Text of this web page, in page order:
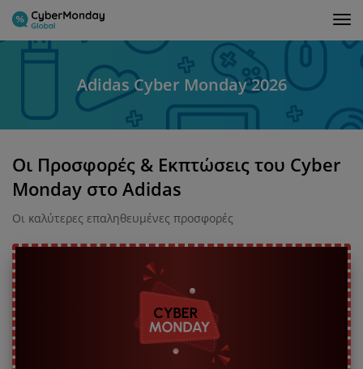
Adidas Cyber Monday 2026
Οι Προσφορές & Εκπτώσεις του Cyber
Monday στο Adidas
Οι καλύτερες επαληθευμένες προσφορές